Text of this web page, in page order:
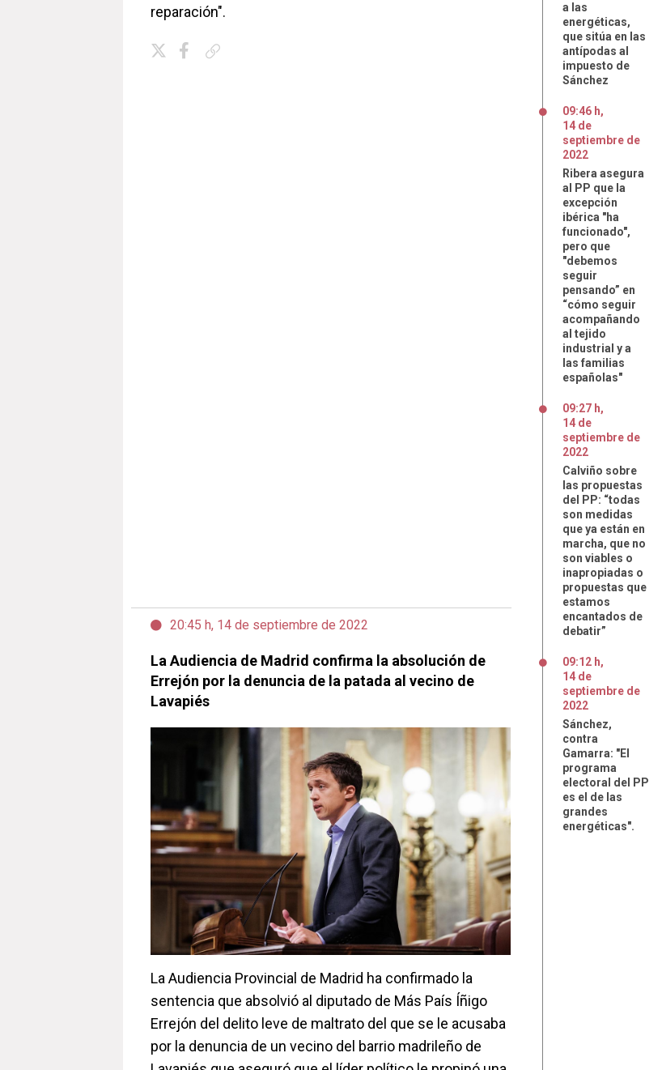
reparación".
20:45 h, 14 de septiembre de 2022
La Audiencia de Madrid confirma la absolución de
Errejón por la denuncia de la patada al vecino de
Lavapiés
La Audiencia Provincial de Madrid ha confirmado la
sentencia que absolvió al diputado de Más País Íñigo
Errejón del delito leve de maltrato del que se le acusaba
por la denuncia de un vecino del barrio madrileño de
a las
energéticas,
que sitúa en las
antípodas al
impuesto de
Sánchez
09:46 h,
14 de
septiembre de
2022
Ribera asegura
al PP que la
excepción
ibérica "ha
funcionado",
pero que
"debemos
seguir
pensando” en
“cómo seguir
acompañando
al tejido
industrial y a
las familias
españolas"
09:27 h,
14 de
septiembre de
2022
Calviño sobre
las propuestas
del PP: “todas
son medidas
que ya están en
marcha, que no
son viables o
inapropiadas o
propuestas que
estamos
encantados de
debatir”
09:12 h,
14 de
septiembre de
2022
Sánchez,
contra
Gamarra: "El
programa
electoral del PP
es el de las
grandes
energéticas".